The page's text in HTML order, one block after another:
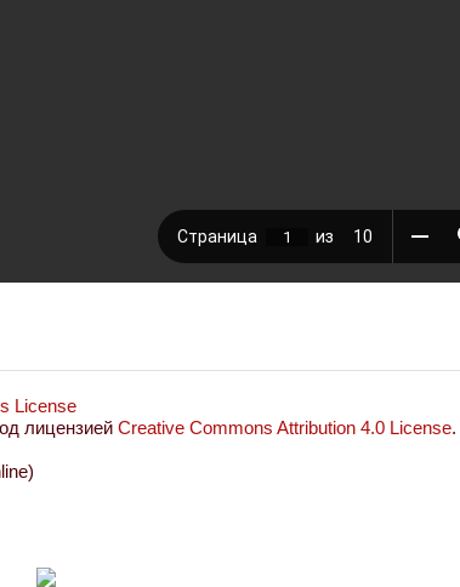
лицензией Creative Commons Attribution 4.0 License.